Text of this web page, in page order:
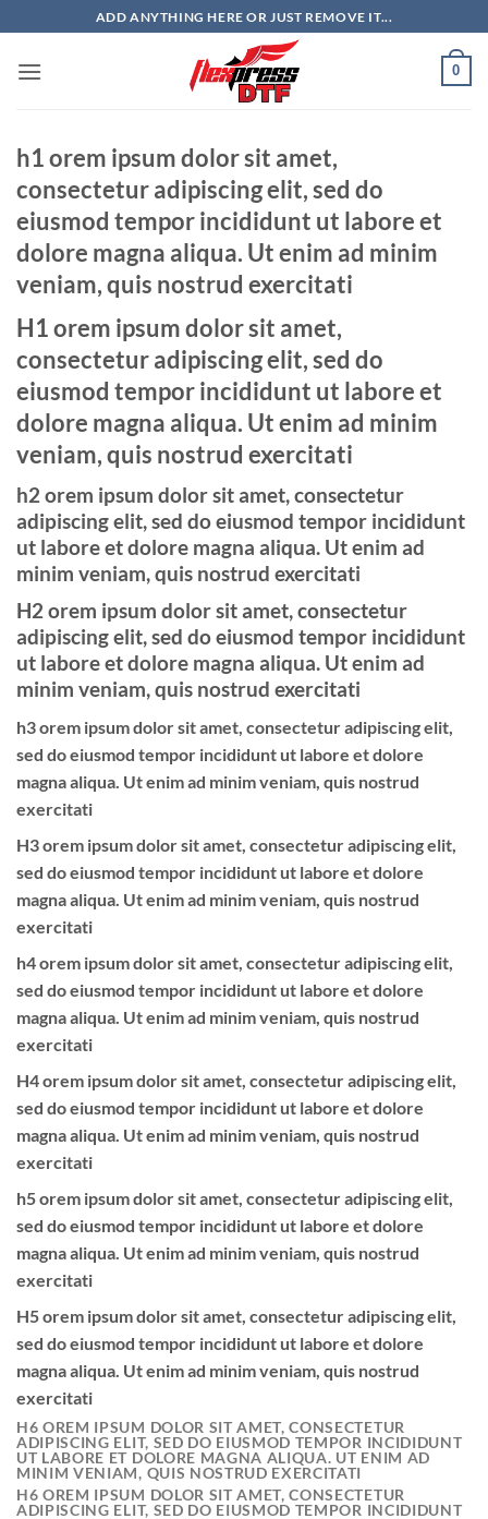
to
content
ADD ANYTHING HERE OR JUST REMOVE IT...
0
h1 orem ipsum dolor sit amet,
consectetur adipiscing elit, sed do
eiusmod tempor incididunt ut labore et
dolore magna aliqua. Ut enim ad minim
veniam, quis nostrud exercitati
H1 orem ipsum dolor sit amet,
consectetur adipiscing elit, sed do
eiusmod tempor incididunt ut labore et
dolore magna aliqua. Ut enim ad minim
veniam, quis nostrud exercitati
h2 orem ipsum dolor sit amet, consectetur
adipiscing elit, sed do eiusmod tempor incididunt
ut labore et dolore magna aliqua. Ut enim ad
minim veniam, quis nostrud exercitati
H2 orem ipsum dolor sit amet, consectetur
adipiscing elit, sed do eiusmod tempor incididunt
ut labore et dolore magna aliqua. Ut enim ad
minim veniam, quis nostrud exercitati
h3 orem ipsum dolor sit amet, consectetur adipiscing elit,
sed do eiusmod tempor incididunt ut labore et dolore
magna aliqua. Ut enim ad minim veniam, quis nostrud
exercitati
H3 orem ipsum dolor sit amet, consectetur adipiscing elit,
sed do eiusmod tempor incididunt ut labore et dolore
magna aliqua. Ut enim ad minim veniam, quis nostrud
exercitati
h4 orem ipsum dolor sit amet, consectetur adipiscing elit,
sed do eiusmod tempor incididunt ut labore et dolore
magna aliqua. Ut enim ad minim veniam, quis nostrud
exercitati
H4 orem ipsum dolor sit amet, consectetur adipiscing elit,
sed do eiusmod tempor incididunt ut labore et dolore
magna aliqua. Ut enim ad minim veniam, quis nostrud
exercitati
h5 orem ipsum dolor sit amet, consectetur adipiscing elit,
sed do eiusmod tempor incididunt ut labore et dolore
magna aliqua. Ut enim ad minim veniam, quis nostrud
exercitati
H5 orem ipsum dolor sit amet, consectetur adipiscing elit,
sed do eiusmod tempor incididunt ut labore et dolore
magna aliqua. Ut enim ad minim veniam, quis nostrud
exercitati
H6 OREM IPSUM DOLOR SIT AMET, CONSECTETUR
ADIPISCING ELIT, SED DO EIUSMOD TEMPOR INCIDIDUNT
UT LABORE ET DOLORE MAGNA ALIQUA. UT ENIM AD
MINIM VENIAM, QUIS NOSTRUD EXERCITATI
H6 OREM IPSUM DOLOR SIT AMET, CONSECTETUR
ADIPISCING ELIT, SED DO EIUSMOD TEMPOR INCIDIDUNT